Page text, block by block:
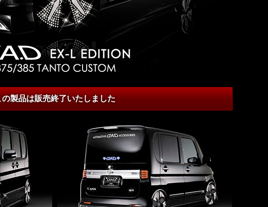
の製品は販売終了いたしました